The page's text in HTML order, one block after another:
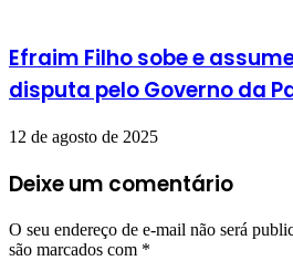
Efraim Filho sobe e
disputa pelo Governo da
12 de agosto de 2025
Deixe um comentário
O seu endereço de e-mail não será
são marcados com *